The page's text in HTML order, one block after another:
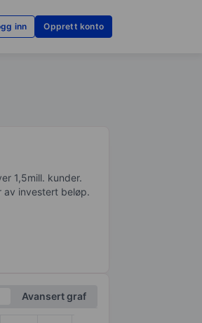
inn Opprett konto
1,5mill. kunder.
av investert beløp.
Avansert graf